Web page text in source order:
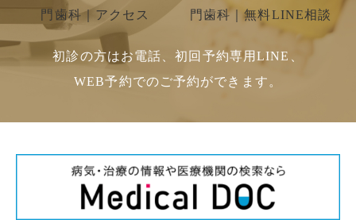
初診の方はお電話、初回予約専用LINE、
WEB予約でのご予約ができます。